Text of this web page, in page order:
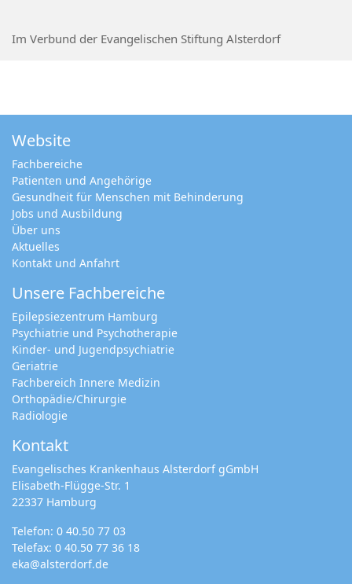
Im Verbund der Evangelischen Stiftung Alsterdorf
Website
Fachbereiche
Patienten und Angehörige
Gesundheit für Menschen mit Behinderung
Jobs und Ausbildung
Über uns
Aktuelles
Kontakt und Anfahrt
Unsere Fachbereiche
Epilepsiezentrum Hamburg
Psychiatrie und Psychotherapie
Kinder- und Jugendpsychiatrie
Geriatrie
Fachbereich Innere Medizin
Orthopädie/Chirurgie
Radiologie
Kontakt
Evangelisches Krankenhaus Alsterdorf gGmbH
Elisabeth-Flügge-Str. 1
22337 Hamburg
Telefon: 0 40.50 77 03
Telefax: 0 40.50 77 36 18
eka@alsterdorf.de